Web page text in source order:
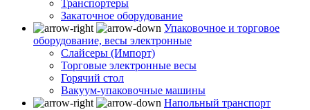
Транспортеры
Закаточное оборудование
Упаковочное и торговое
оборудование, весы электронные
Слайсеры (Импорт)
Торговые электронные весы
Горячий стол
Вакуум-упаковочные машины
Напольный транспорт